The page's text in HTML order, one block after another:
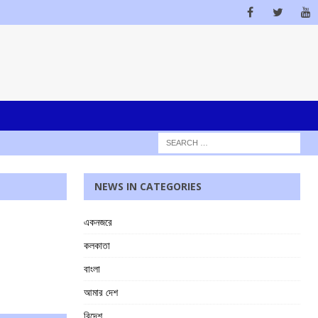
NEWS IN CATEGORIES
একনজরে
কলকাতা
বাংলা
আমার দেশ